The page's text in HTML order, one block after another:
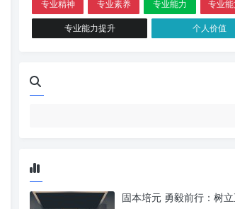
专业精神
专业素养 专业能力
专业
专业能力提升
个人价值